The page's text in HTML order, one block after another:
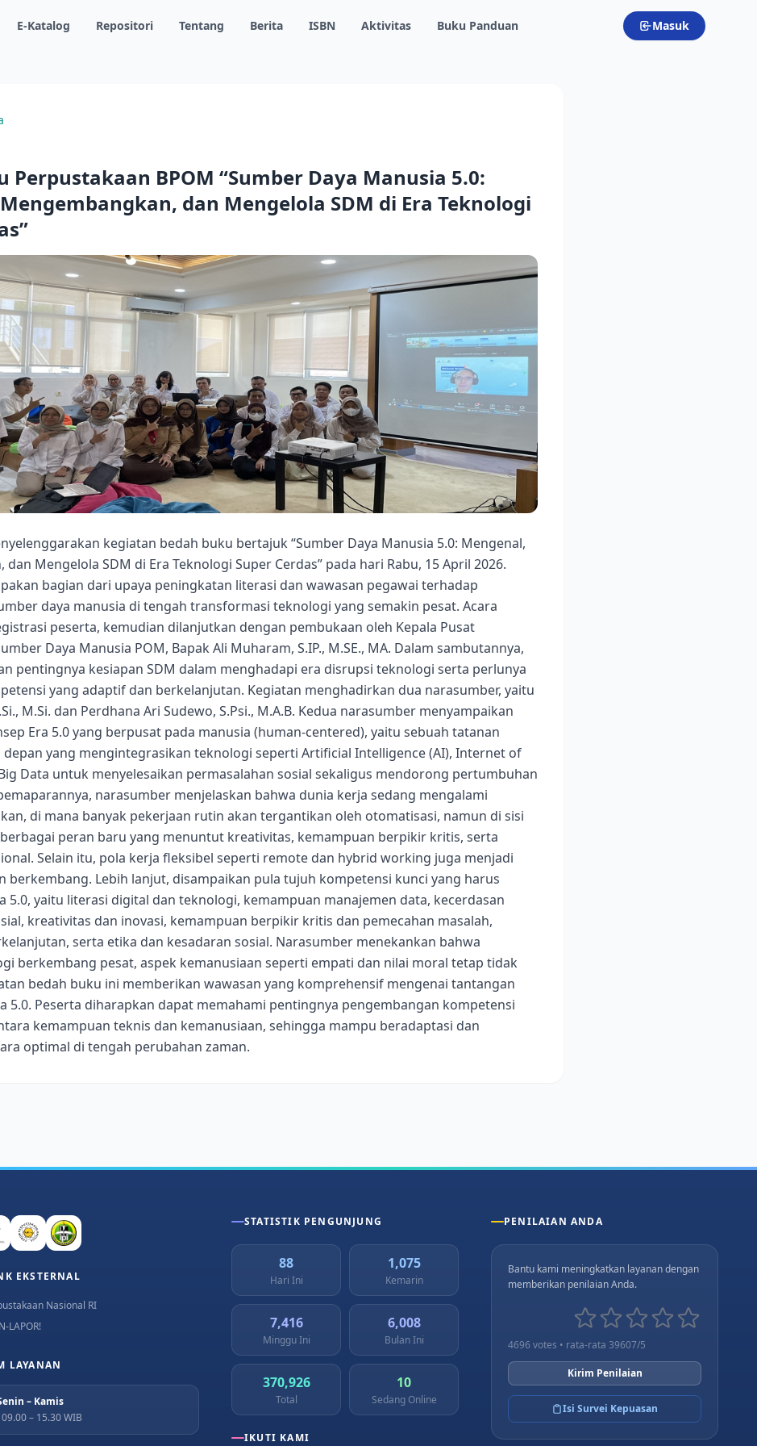
E-Katalog Repositori Tentang Berita ISBN Aktivitas Buku Panduan Masuk
Perpustakaan BPOM “Sumber Daya Manusia 5.0:
dan Mengelola SDM di Era Teknologi
kegiatan bedah buku bertajuk “Sumber Daya Manusia 5.0: Mengenal,
Mengelola SDM di Era Teknologi Super Cerdas” pada hari Rabu, 15 April 2026.
bagian dari upaya peningkatan literasi dan wawasan pegawai terhadap
daya manusia di tengah transformasi teknologi yang semakin pesat. Acara
peserta, kemudian dilanjutkan dengan pembukaan oleh Kepala Pusat
Daya Manusia POM, Bapak Ali Muharam, S.IP., M.SE., MA. Dalam sambutannya,
pentingnya kesiapan SDM dalam menghadapi era disrupsi teknologi serta perlunya
yang adaptif dan berkelanjutan. Kegiatan menghadirkan dua narasumber, yaitu
M.Si. dan Perdhana Ari Sudewo, S.Psi., M.A.B. Kedua narasumber menyampaikan
Era 5.0 yang berpusat pada manusia (human-centered), yaitu sebuah tatanan
depan yang mengintegrasikan teknologi seperti Artificial Intelligence (AI), Internet of
Data untuk menyelesaikan permasalahan sosial sekaligus mendorong pertumbuhan
narasumber menjelaskan bahwa dunia kerja sedang mengalami
di mana banyak pekerjaan rutin akan tergantikan oleh otomatisasi, namun di sisi
peran baru yang menuntut kreativitas, kemampuan berpikir kritis, serta
Selain itu, pola kerja fleksibel seperti remote dan hybrid working juga menjadi
berkembang. Lebih lanjut, disampaikan pula tujuh kompetensi kunci yang harus
5.0, yaitu literasi digital dan teknologi, kemampuan manajemen data, kecerdasan
kreativitas dan inovasi, kemampuan berpikir kritis dan pemecahan masalah,
serta etika dan kesadaran sosial. Narasumber menekankan bahwa
berkembang pesat, aspek kemanusiaan seperti empati dan nilai moral tetap tidak
bedah buku ini memberikan wawasan yang komprehensif mengenai tantangan
5.0. Peserta diharapkan dapat memahami pentingnya pengembangan kompetensi
kemampuan teknis dan kemanusiaan, sehingga mampu beradaptasi dan
optimal di tengah perubahan zaman.
EKSTERNAL
Nasional RI
LAPOR!
LAYANAN
– Kamis
09.00 – 15.30 WIB
STATISTIK PENGUNJUNG
88
Hari Ini
1,075
Kemarin
7,416
Minggu Ini
6,008
Bulan Ini
370,926
Total
10
Sedang Online
IKUTI KAMI
PENILAIAN ANDA
Bantu kami meningkatkan layanan dengan
memberikan penilaian Anda.
4696 votes • rata-rata 39607/5
Kirim Penilaian
Isi Survei Kepuasan